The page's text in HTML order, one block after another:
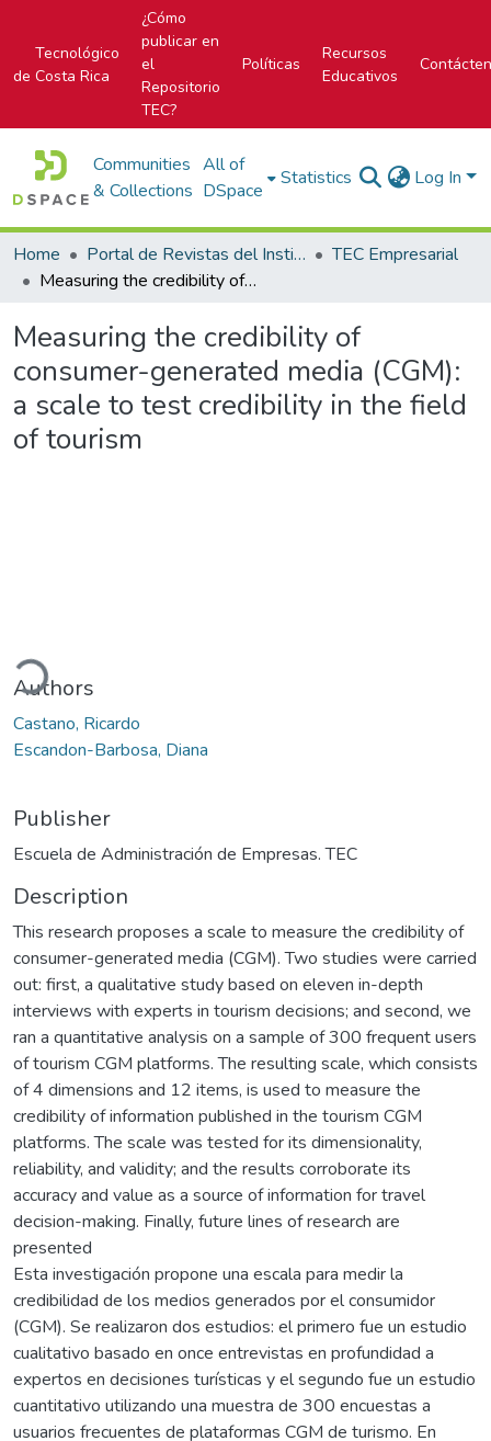
Tecnológico
de Costa Rica
¿Cómo
publicar en
el
Repositorio
TEC?
Políticas
Recursos
Educativos
Communities
& Collections
All of
DSpace
Statistics Log In
Home Portal de Revistas del Instituto Tecnológico de Costa Rica
TEC Empresarial
Measuring the credibility of consumer-generated media (CGM): a scale to test credibility in the field of tourism
Measuring the credibility of
consumer-generated media (CGM):
a scale to test credibility in the field
of tourism
Authors
Castano, Ricardo
Escandon-Barbosa, Diana
Publisher
Escuela de Administración de Empresas. TEC
Description
This research proposes a scale to measure the credibility of
consumer-generated media (CGM). Two studies were carried
out: first, a qualitative study based on eleven in-depth
interviews with experts in tourism decisions; and second, we
ran a quantitative analysis on a sample of 300 frequent users
of tourism CGM platforms. The resulting scale, which consists
of 4 dimensions and 12 items, is used to measure the
credibility of information published in the tourism CGM
platforms. The scale was tested for its dimensionality,
reliability, and validity; and the results corroborate its
accuracy and value as a source of information for travel
decision-making. Finally, future lines of research are
presented
Esta investigación propone una escala para medir la
credibilidad de los medios generados por el consumidor
(CGM). Se realizaron dos estudios: el primero fue un estudio
cualitativo basado en once entrevistas en profundidad a
expertos en decisiones turísticas y el segundo fue un estudio
cuantitativo utilizando una muestra de 300 encuestas a
usuarios frecuentes de plataformas CGM de turismo. En